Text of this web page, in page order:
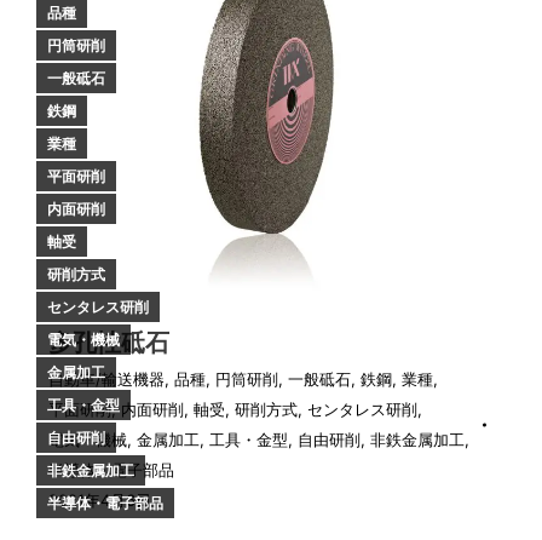
品種
円筒研削
一般砥石
鉄鋼
業種
平面研削
内面研削
軸受
研削方式
センタレス研削
電気・機械
金属加工
工具・金型
自由研削
非鉄金属加工
半導体・電子部品
多孔性砥石
自動車/輸送機器, 品種, 円筒研削 , 一般砥石, 鉄鋼, 業種,
平面研削,内面研削 , 軸受, 研削方式, センタレス研削 ,
電気・機械, 金属加工, 工具・金型, 自由研削 , 非鉄金属加工,
半導体・電子部品
2021年4月6日